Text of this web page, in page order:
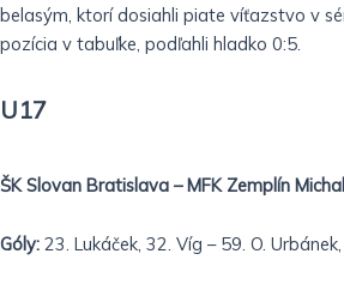
belasým, ktorí dosiahli piate víťazstvo v
pozícia v tabuľke, podľahli hladko 0:5.
U17
ŠK Slovan Bratislava – MFK Zemplín
Góly: 23. Lukáček, 32. Víg – 59. O.